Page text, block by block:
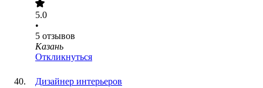
5.0
•
5 отзывов
Казань
Откликнуться
Дизайнер интерьеров